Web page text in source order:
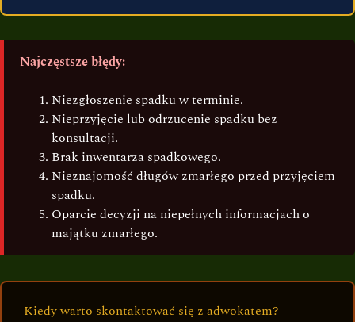
Najczęstsze błędy:
Niezgłoszenie spadku w terminie.
Nieprzyjęcie lub odrzucenie spadku bez
konsultacji.
Brak inwentarza spadkowego.
Nieznajomość długów zmarłego przed przyjęciem
spadku.
Oparcie decyzji na niepełnych informacjach o
majątku zmarłego.
Kiedy warto skontaktować się z adwokatem?